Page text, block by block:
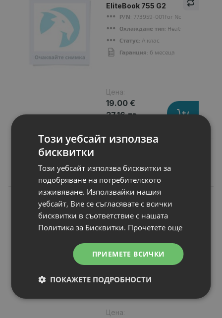
EliteBook 755 G2
P/N: 773959-001for Notebook
Охлаждане тип: Heatsink
Статус: А клас
Гаранция: 6 месеца
Цена:
19.00 €
37.16 лв.
Подобни продукти
N
Батерия за лаптоп
Lenovo Lenovo
Y490N
Вид на батерията
Цена:
Този уебсайт използва
бисквитки
Този уебсайт използва бисквитки за
подобряване на потребителското
изживяване. Използвайки нашия
уебсайт, Вие се съгласявате с всички
бисквитки в съответствие с нашата
Политика за Бисквитки. Прочетете още
ПРИЕМЕТЕ ВСИЧКИ
ПОКАЖЕТЕ ПОДРОБНОСТИ